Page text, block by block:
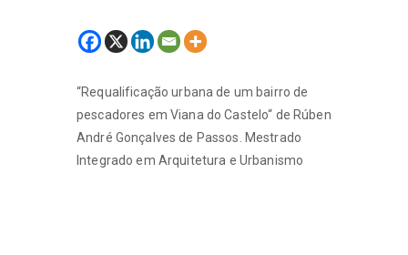
“Requalificação urbana de um bairro de
pescadores em Viana do Castelo“ de Rúben
André Gonçalves de Passos. Mestrado
Integrado em Arquitetura e Urbanismo